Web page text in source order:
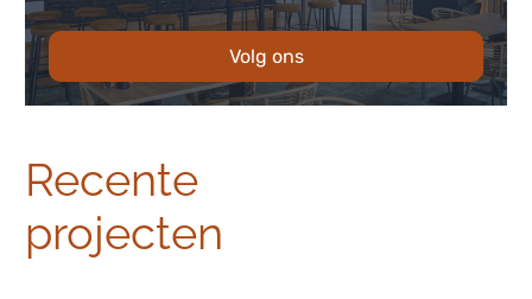
Volg ons
Recente
projecten